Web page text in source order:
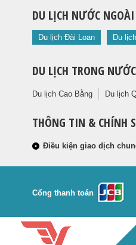
DU LỊCH NƯỚC NGOÀI
Du lịch Đài Loan Du
DU LỊCH TRONG NƯỚC
Du lịch Cao Bằng Du lịch
THÔNG TIN & CHÍNH
Điều kiện giao dịch
Cổng thanh toán